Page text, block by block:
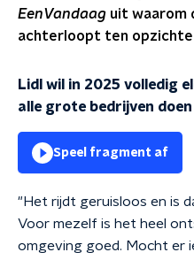
EenVandaag uit waarom
achterloopt ten opzichte
Lidl wil in 2025 volledig
alle grote bedrijven
Speel fragment af
"Het rijdt geruisloos en is
Voor mezelf is het heel
omgeving goed. Mocht er